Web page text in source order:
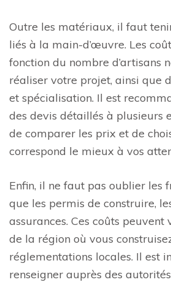
Outre les matériaux, il faut
liés à la main-d’œuvre. Les
fonction du nombre d’artisans
réaliser votre projet, ainsi que
et spécialisation. Il est
des devis détaillés à plusieurs
de comparer les prix et de
correspond le mieux à vos
Enfin, il ne faut pas oublier les
que les permis de construire,
assurances. Ces coûts
de la région où vous
réglementations locales. Il est
renseigner auprès des